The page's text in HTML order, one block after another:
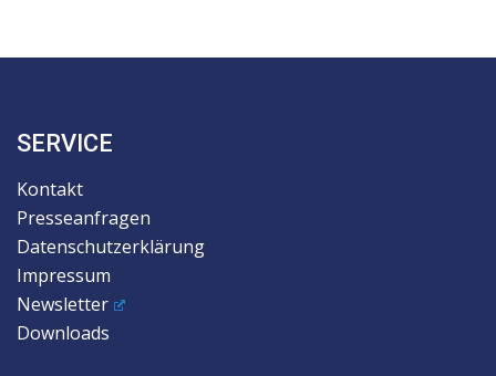
SERVICE
Kontakt
Presseanfragen
Datenschutzerklärung
Impressum
Newsletter
Downloads